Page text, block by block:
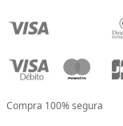
Compra 100% segura